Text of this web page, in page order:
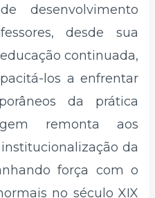
desenvolvimento
desde sua
continuada,
los a enfrentar
da prática
remonta aos
da
força com o
no século XIX